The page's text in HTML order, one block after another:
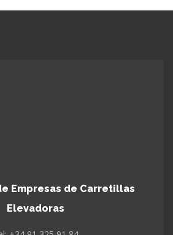
Empresas de Carretillas
Elevadoras